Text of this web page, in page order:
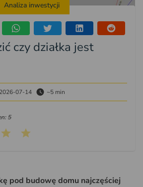
Analiza inwestycji
czy działka jest
2026-07-14 ~5 min
5
pod budowę domu najczęściej